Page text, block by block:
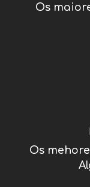
Os
Os